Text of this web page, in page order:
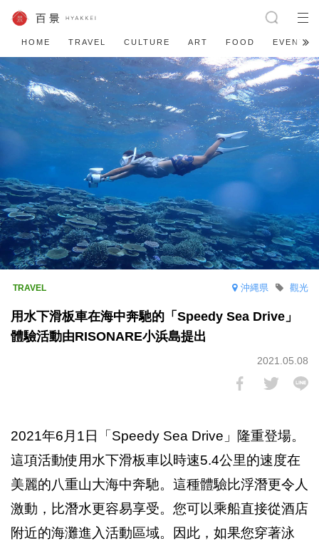
HOME TRAVEL CULTURE ART FOOD EVENT
沖縄県 觀光
用水下滑板車在海中奔馳的「Speedy Sea Drive」
體驗活動由RISONARE小浜島提出
2021.05.08
2021年6月1日「Speedy Sea Drive」隆重登場。
這項活動使用水下滑板車以時速5.4公里的速度在
美麗的八重山大海中奔馳。這種體驗比浮潛更令人
激動，比潛水更容易享受。您可以乘船直接從酒店
附近的海灘進入活動區域。因此，如果您穿著泳